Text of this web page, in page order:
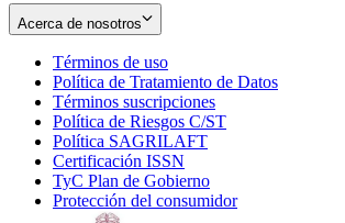
Acerca de nosotros
Términos de uso
in
new
window
Política de Tratamiento de Datos
Términos suscripciones
in
Política de Riesgos C/ST
Política SAGRILAFT
new
window
Certificación ISSN
in
new
TyC Plan de Gobierno
in
Protección del consumidorOpens